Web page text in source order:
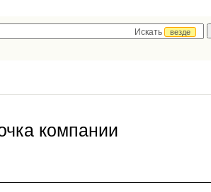
Искать
везде
компании